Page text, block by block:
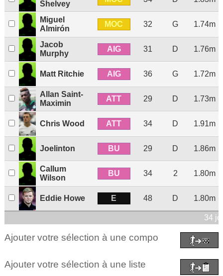
Shelvey
Miguel
Almirón
MOC 32 G 1.74m
Jacob
Murphy
AIG 31 D 1.76m
Matt Ritchie AIG 36 G 1.72m
Allan Saint-
Maximin
ATT 29 D 1.73m
Chris Wood ATT 34 D 1.91m
Joelinton BU 29 D 1.86m
Callum
Wilson
BU 34 2 1.80m
Eddie Howe E 48 D 1.80m
34
Ajouter votre sélection à une compo
Ajouter votre sélection à une liste